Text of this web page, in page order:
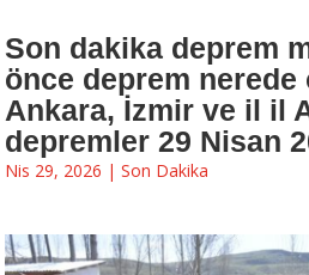
Son dakika deprem
önce deprem
Ankara, İzmir ve il il
depremler 29 Nisan
Nis 29, 2026 | Son Dakika